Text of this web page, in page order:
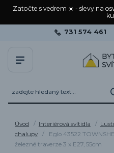
Zatočte s vedrem ☀️ - slevy na
731 574 461
Úvod Interiérová svítidla
chalupy
Eglo 43522
železné traverze 3 x E27, 55cm